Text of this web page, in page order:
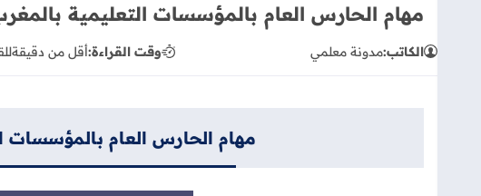
مهام الحارس العام بالمؤسسات التعليمية
الكاتب:مدونة معلمي وقت القراءة:أقل من دقيقة
مهام الحارس العام بالمؤسسات